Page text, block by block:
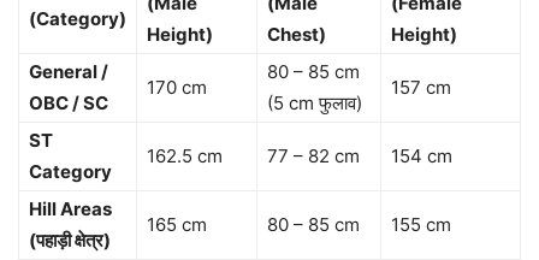
(Category)
Height)
Chest)
Height)
General /
OBC / SC
170 cm
80 – 85 cm
(5 cm फुलाव)
157 cm
ST
Category
162.5 cm 77 – 82 cm 154 cm
Hill Areas
(पहाड़ी क्षेत्र)
165 cm 80 – 85 cm 155 cm